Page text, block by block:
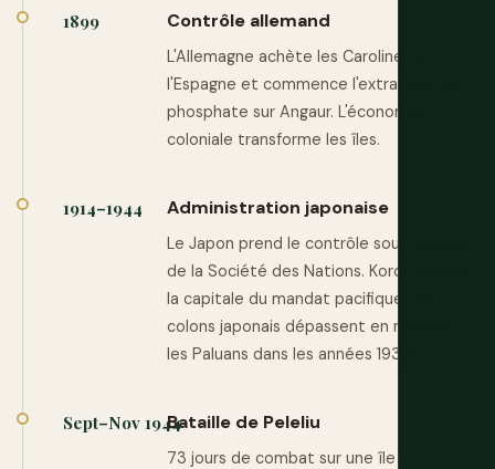
1899 Contrôle allemand
L'Allemagne achète les Carolines à
l'Espagne et commence l'extraction de
phosphate sur Angaur. L'économie
coloniale transforme les îles.
1914–1944 Administration japonaise
Le Japon prend le contrôle sous mandat
de la Société des Nations. Koror devient
la capitale du mandat pacifique. Les
colons japonais dépassent en nombre
les Paluans dans les années 1930.
Sept–Nov 1944Bataille de Peleliu
73 jours de combat sur une île de corail.